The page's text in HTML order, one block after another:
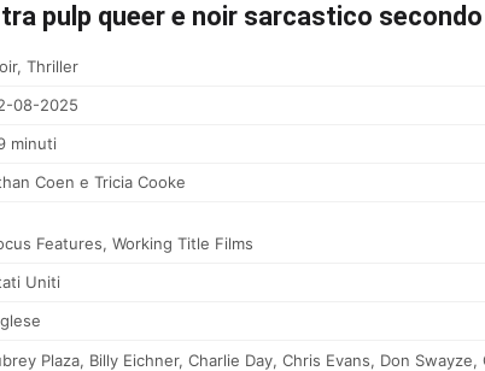
tra pulp queer e noir sarcastico
Thriller
08-2025
minuti
Coen e Tricia Cooke
Features, Working Title Films
Uniti
Plaza, Billy Eichner, Charlie Day, Chris Evans, Don Swayze,